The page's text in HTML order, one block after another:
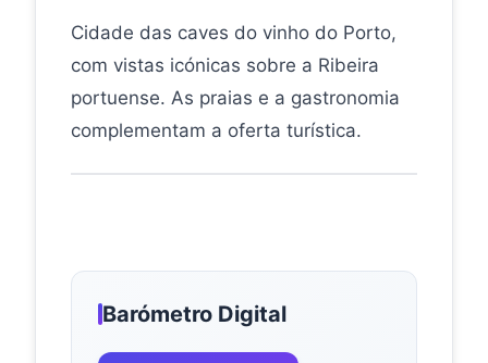
Cidade das caves do vinho do Porto,
com vistas icónicas sobre a Ribeira
portuense. As praias e a gastronomia
complementam a oferta turística.
Barómetro Digital